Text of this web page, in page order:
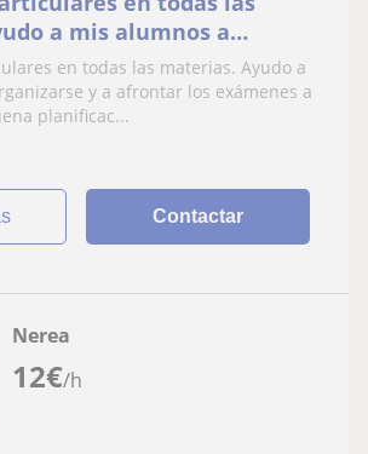
a mis alumnos a
a afrontar los exámenes a
buena planificación
en todas las materias. Ayudo a
y a afrontar los exámenes a
planificac...
Contactar
12€/h
Nerea